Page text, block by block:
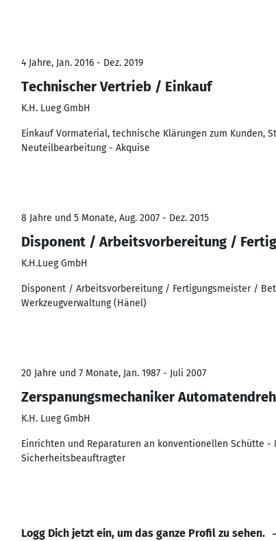
4 Jahre, Jan. 2016 - Dez. 2019
Technischer Vertrieb / Einkauf
K.H. Lueg GmbH
Einkauf Vormaterial, technische Klärungen zum Kunden,
Neuteilbearbeitung - Akquise
8 Jahre und 5 Monate, Aug. 2007 - Dez. 2015
Disponent / Arbeitsvorbereitung /
K.H.Lueg GmbH
Disponent / Arbeitsvorbereitung / Fertigungsmeister /
Werkzeugverwaltung (Hänel)
20 Jahre und 7 Monate, Jan. 1987 - Juli 2007
Zerspanungsmechaniker
K.H. Lueg GmbH
Einrichten und Reparaturen an konventionellen Schütte
Sicherheitsbeauftragter
Logg Dich jetzt ein, um das ganze Profil zu sehen.